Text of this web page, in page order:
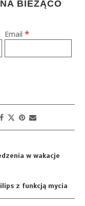
BIEŻĄCO
Email*
w wakacje
z funkcją mycia